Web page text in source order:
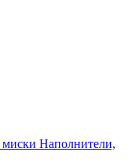
Наполнители,